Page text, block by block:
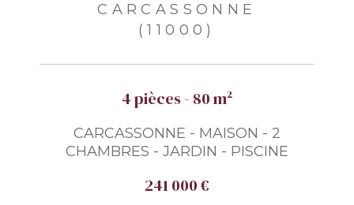
CARCASSONNE
(11000)
4 pièces - 80 m²
CARCASSONNE - MAISON - 2
CHAMBRES - JARDIN - PISCINE
241 000 €